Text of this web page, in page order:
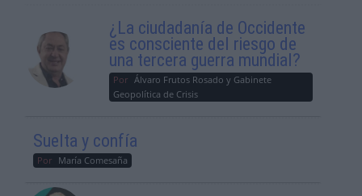
¿La ciudadanía de Occidente
es consciente del riesgo de
una tercera guerra mundial?
Por Álvaro Frutos Rosado y Gabinete
Geopolítica de Crisis
Suelta y confía
Por María Comesaña